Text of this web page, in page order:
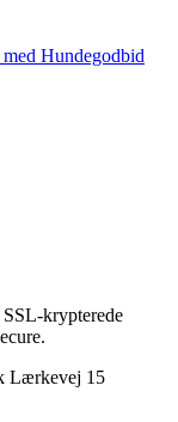
Hundegodbid
krypterede
Lærkevej 15